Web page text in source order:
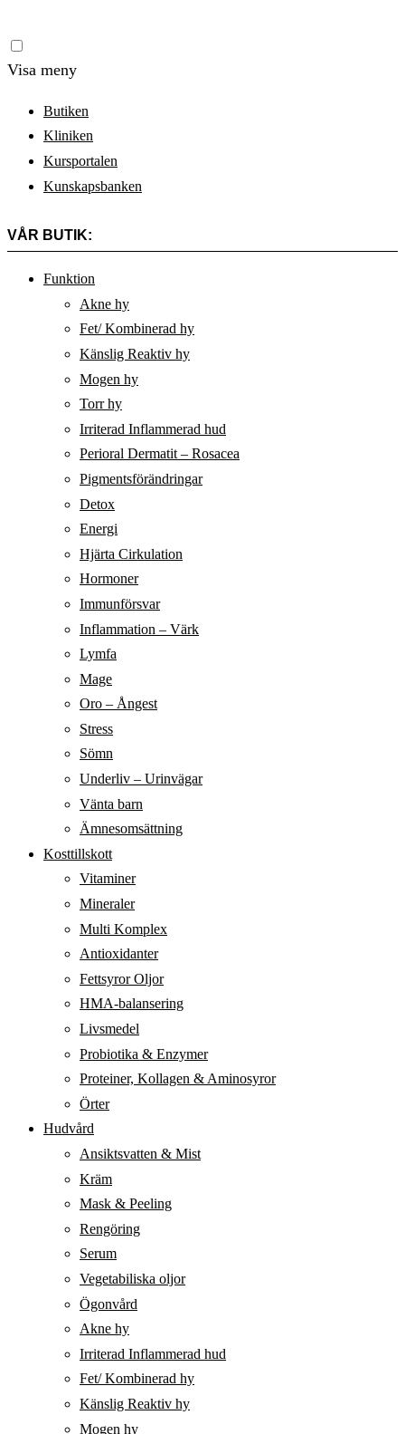
Visa meny
Butiken
Kliniken
Kursportalen
Kunskapsbanken
VÅR BUTIK:
Funktion
Akne hy
Fet/ Kombinerad hy
Känslig Reaktiv hy
Mogen hy
Torr hy
Irriterad Inflammerad hud
Perioral Dermatit – Rosacea
Pigmentsförändringar
Detox
Energi
Hjärta Cirkulation
Hormoner
Immunförsvar
Inflammation – Värk
Lymfa
Mage
Oro – Ångest
Stress
Sömn
Underliv – Urinvägar
Vänta barn
Ämnesomsättning
Kosttillskott
Vitaminer
Mineraler
Multi Komplex
Antioxidanter
Fettsyror Oljor
HMA-balansering
Livsmedel
Probiotika & Enzymer
Proteiner, Kollagen & Aminosyror
Örter
Hudvård
Ansiktsvatten & Mist
Kräm
Mask & Peeling
Rengöring
Serum
Vegetabiliska oljor
Ögonvård
Akne hy
Irriterad Inflammerad hud
Fet/ Kombinerad hy
Känslig Reaktiv hy
Mogen hy